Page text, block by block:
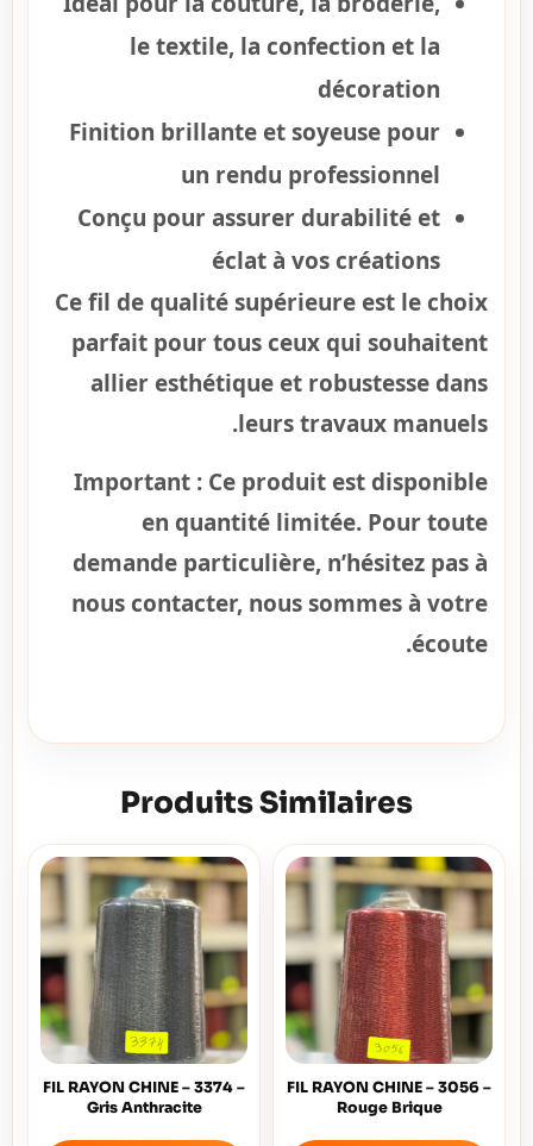
le textile, la confection et la
décoration
Finition brillante et soyeuse pour
un rendu professionnel
Conçu pour assurer durabilité et
éclat à vos créations
Ce fil de qualité supérieure est le choix
parfait pour tous ceux qui souhaitent
allier esthétique et robustesse dans
leurs travaux manuels.
Important : Ce produit est disponible
en quantité limitée. Pour toute
demande particulière, n’hésitez pas à
nous contacter, nous sommes à votre
écoute.
Produits Similaires
FIL RAYON CHINE – 3056 –
Rouge Brique
FIL RAYON CHINE – 3374 –
Gris Anthracite